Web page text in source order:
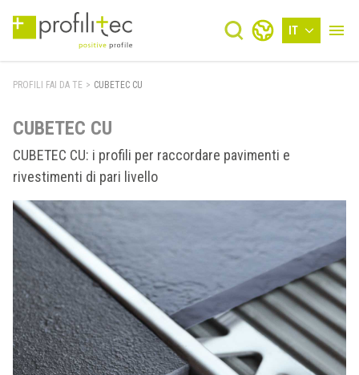
IT
PROFILI FAI DA TE > CUBETEC CU
CUBETEC CU
CUBETEC CU: i profili per raccordare pavimenti e
rivestimenti di pari livello